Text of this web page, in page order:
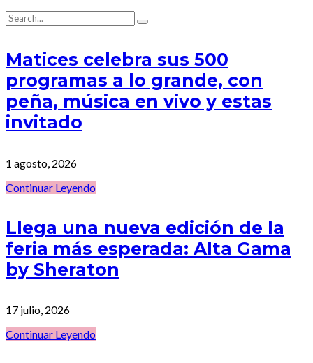
Matices celebra sus 500
programas a lo grande, con
peña, música en vivo y estas
invitado
1 agosto, 2026
Continuar Leyendo
Llega una nueva edición de la
feria más esperada: Alta Gama
by Sheraton
17 julio, 2026
Continuar Leyendo